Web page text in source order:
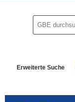
Erweiterte Suche